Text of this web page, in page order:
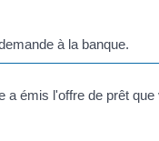
à la banque.
a émis l'offre de prêt